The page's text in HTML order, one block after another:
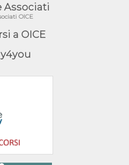
Associati
OICE
a OICE